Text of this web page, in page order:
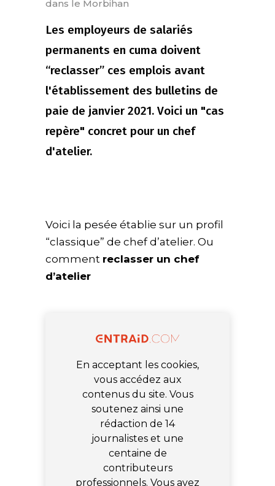
dans le Morbihan
Les employeurs de salariés
permanents en cuma doivent
“reclasser” ces emplois avant
l'établissement des bulletins de
paie de janvier 2021. Voici un "cas
repère" concret pour un chef
d'atelier.
Voici la pesée établie sur un profil
“classique” de chef d’atelier. Ou
comment reclasser un chef
d’atelier
En acceptant les cookies,
vous accédez aux
contenus du site. Vous
soutenez ainsi une
rédaction de 14
journalistes et une
centaine de
contributeurs
professionnels. Vous avez